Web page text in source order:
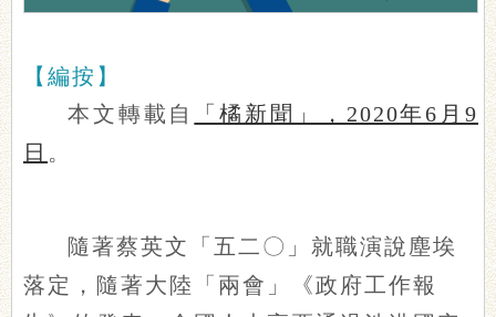
【編按】
本文轉載自
「橘新聞」，2020年6月9
日 。
隨著蔡英文「五二〇」就職演說塵埃
落定，隨著大陸「兩會」《政府工作報